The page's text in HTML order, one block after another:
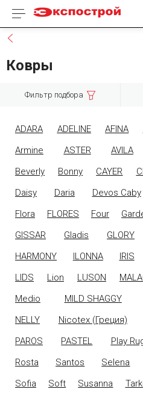
Каталог товаров
Ковры
Фильтр подбора
ADARA ADELINE AFINA
Armine
ASTER AVILA
Beverly
Bonny CAYER
Daisy
Daria Devos Caby
Flora
FLORES Four
GISSAR
Gladis GLORY
HARMONY
ILONNA IRIS
LIDS
Lion LUSON
Medio
MILD SHAGGY
NELLY
Nicotex (Греция)
PAROS
PASTEL Play
Rosta
Santos Selena
Sofia
Soft Susanna